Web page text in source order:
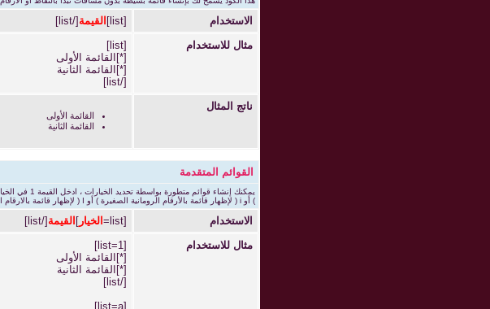
الاستخدام [list] القيمة [/list]
مثال للاستخدام
[list]
[*]القائمة الأولى
[*]القائمة الثانية
[/list]
ناتج المثال
القائمة الأولى
القائمة الثانية
القوائم المتقدمة
) أو i ( لإظهار قائمة بالأرقام الرومانية الصغيرة ) أو I ( لإظهار قائمة بالارقام الرومانية الكبيرة ) .
الاستخدام [list= الخيار] القيمة [/list]
مثال للاستخدام
[list=1]
[*]القائمة الأولى
[*]القائمة الثانية
[/list]
[list=a]